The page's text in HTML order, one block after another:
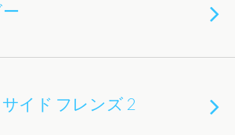
イド フレンズ 2